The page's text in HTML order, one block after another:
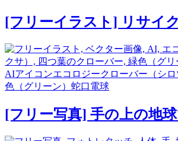
[フリーイラスト] リサイ
AIアイコンエコロジークローバー（シロ
色（グリーン） 蛇口電球
[フリー写真] 手の上の地